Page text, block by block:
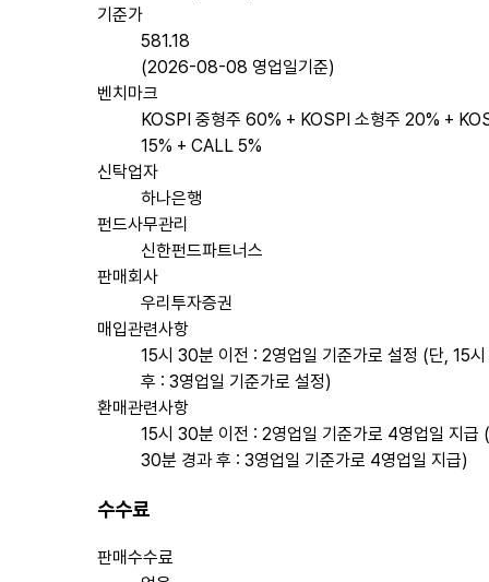
기준가
581.18
(2026-08-08 영업일기준)
벤치마크
KOSPI 중형주 60% + KOSPI 소형주 20% +
15% + CALL 5%
신탁업자
하나은행
펀드사무관리
신한펀드파트너스
판매회사
우리투자증권
매입관련사항
15시 30분 이전 : 2영업일 기준가로 설정 (단, 15
후 : 3영업일 기준가로 설정)
환매관련사항
15시 30분 이전 : 2영업일 기준가로 4영업일 지급
30분 경과 후 : 3영업일 기준가로 4영업일 지급)
수수료
판매수수료